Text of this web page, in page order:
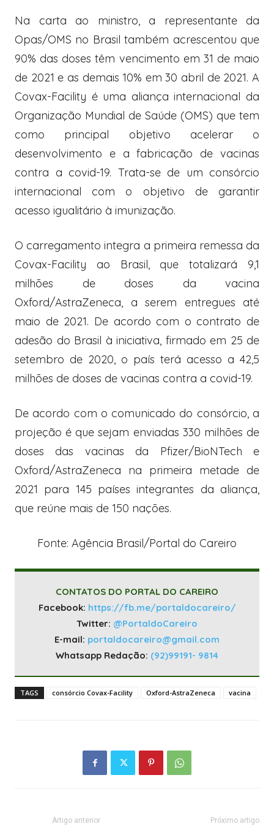
Na carta ao ministro, a representante da
Opas/OMS no Brasil também acrescentou que
90% das doses têm vencimento em 31 de maio
de 2021 e as demais 10% em 30 abril de 2021. A
Covax-Facility é uma aliança internacional da
Organização Mundial de Saúde (OMS) que tem
como principal objetivo acelerar o
desenvolvimento e a fabricação de vacinas
contra a covid-19. Trata-se de um consórcio
internacional com o objetivo de garantir
acesso igualitário à imunização.
O carregamento integra a primeira remessa da
Covax-Facility ao Brasil, que totalizará 9,1
milhões de doses da vacina
Oxford/AstraZeneca, a serem entregues até
maio de 2021. De acordo com o contrato de
adesão do Brasil à iniciativa, firmado em 25 de
setembro de 2020, o país terá acesso a 42,5
milhões de doses de vacinas contra a covid-19.
De acordo com o comunicado do consórcio, a
projeção é que sejam enviadas 330 milhões de
doses das vacinas da Pfizer/BioNTech e
Oxford/AstraZeneca na primeira metade de
2021 para 145 países integrantes da aliança,
que reúne mais de 150 nações.
Fonte: Agência Brasil/Portal do Careiro
CONTATOS DO PORTAL DO CAREIRO
Facebook: https://fb.me/portaldocareiro/
Twitter: @PortaldoCareiro
E-mail: portaldocareiro@gmail.com
Whatsapp Redação: (92)99191- 9814
TAGS consórcio Covax-Facility Oxford-AstraZeneca vacina
Artigo anterior Próximo artigo